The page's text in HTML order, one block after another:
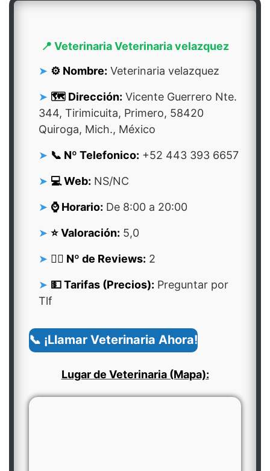
📍 Veterinaria Veterinaria velazquez
⚙️ Nombre: Veterinaria velazquez
🗺️ Dirección: Vicente Guerrero Nte.
344, Tirimicuita, Primero, 58420
Quiroga, Mich., México
📞 Nº Telefonico: +52 443 393 6657
💻 Web: NS/NC
⌚ Horario: De 8:00 a 20:00
⭐ Valoración: 5,0
👍🏻 Nº de Reviews: 2
💵 Tarifas (Precios): Preguntar por
Tlf
📞 ¡Llamar Veterinaria Ahora!
Lugar de Veterinaria (Mapa):